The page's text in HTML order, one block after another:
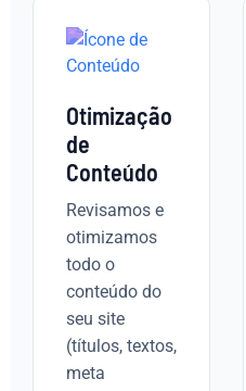
Otimização
de
Conteúdo
Revisamos e
otimizamos
todo o
conteúdo do
seu site
(títulos, textos,
meta